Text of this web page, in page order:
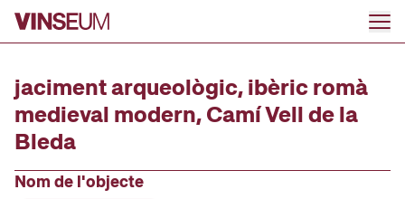
Anar al contingut
jaciment arqueològic, ibèric romà
medieval modern, Camí Vell de la
Bleda
Nom de l'objecte